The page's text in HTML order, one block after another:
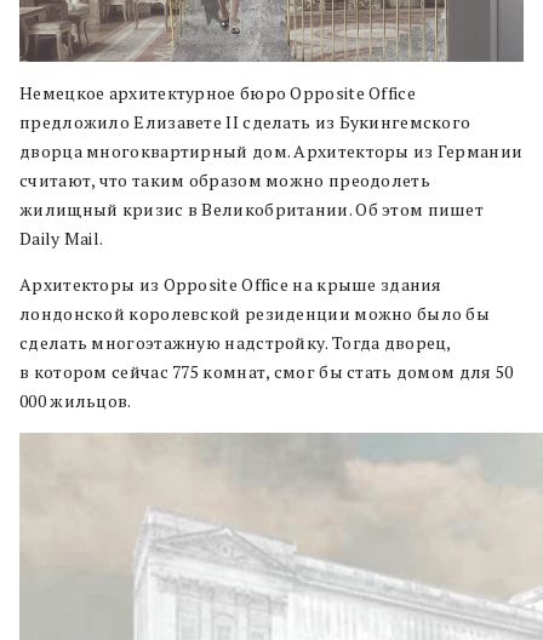
Немецкое архитектурное бюро Opposite Office
предложило Елизавете II сделать из Букингемского
дворца многоквартирный дом. Архитекторы из Германии
считают, что таким образом можно преодолеть
жилищный кризис в Великобритании. Об этом пишет
Daily Mail.
Архитекторы из Opposite Office на крыше здания
лондонской королевской резиденции можно было бы
сделать многоэтажную надстройку. Тогда дворец,
в котором сейчас 775 комнат, смог бы стать домом для 50
000 жильцов.